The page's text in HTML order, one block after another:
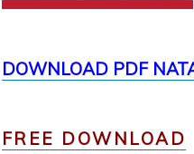
DOWNLOAD PDF
FREE DOWNLOAD